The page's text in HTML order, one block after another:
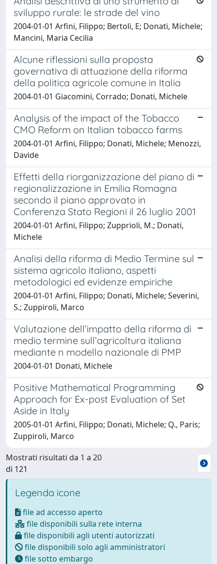
sviluppo rurale: le strade del vino
2004-01-01 Arfini, Filippo; Bertoli, E; Donati, Michele;
Mancini, Maria Cecilia
Alcune riflessioni sulla proposta
governativa di attuazione della riforma
della politica agricole comune in Italia
2004-01-01 Giacomini, Corrado; Donati, Michele
Analysis of the impact of the Tobacco
CMO Reform on Italian tobacco farms
2004-01-01 Arfini, Filippo; Donati, Michele; Menozzi,
Davide
Effetti della riorganizzazione del piano di
regionalizzazione in Emilia Romagna
secondo il piano approvato in
Conferenza Stato Regioni il 26 luglio 2001
2004-01-01 Arfini, Filippo; Zupprioli, M.; Donati,
Michele
Analisi della riforma di Medio Termine sul
sistema agricolo italiano, aspetti
metodologici ed evidenze empiriche
2004-01-01 Arfini, Filippo; Donati, Michele; Severini,
S.; Zuppiroli, Marco
Valutazione dell’impatto della riforma di
medio termine sull’agricoltura italiana
mediante n modello nazionale di PMP
2004-01-01 Donati, Michele
Positive Mathematical Programming
Approach for Ex-post Evaluation of Set
Aside in Italy
2005-01-01 Arfini, Filippo; Donati, Michele; Q., Paris;
Zuppiroli, Marco
Mostrati risultati da 1 a 20
di 121
Legenda icone
file ad accesso aperto
file disponibili sulla rete interna
file disponibili agli utenti autorizzati
file disponibili solo agli amministratori
file sotto embargo